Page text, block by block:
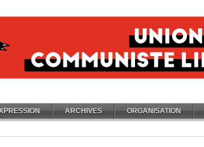
ARCHIVES ORGANISATION